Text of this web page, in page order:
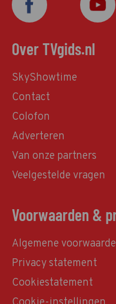
Over TVgids.nl
SkyShowtime
Contact
Colofon
Adverteren
Van onze partners
Veelgestelde vragen
Voorwaarden &
Algemene
Privacy statement
Cookiestatement